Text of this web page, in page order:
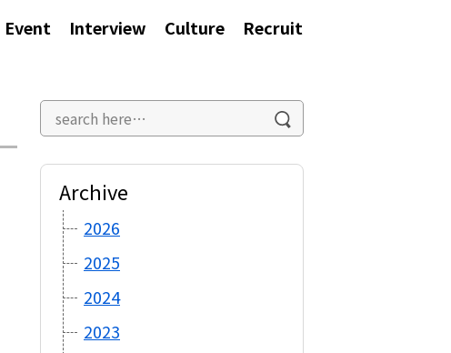
Event Interview Culture Recruit
Archive
2026
2025
2024
2023